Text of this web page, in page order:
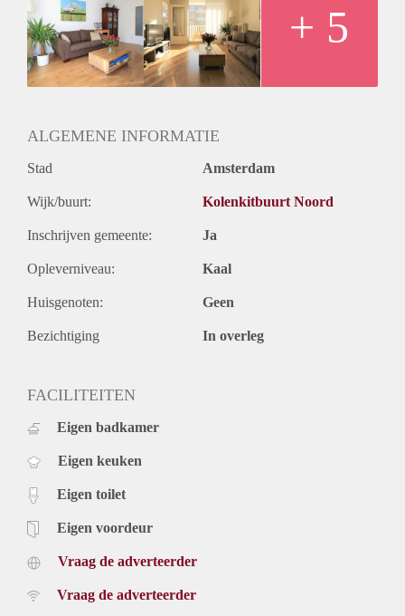
- Close to public transport
- Wooden floors
- Registration possible
Rental price € 1550,- ALL IN (gas, electricity, water, internet,
TV and taxes)
+ 5
ALGEMENE INFORMATIE
Stad Amsterdam
Wijk/buurt: Kolenkitbuurt Noord
Inschrijven gemeente: Ja
Opleverniveau: Kaal
Huisgenoten: Geen
Bezichtiging In overleg
FACILITEITEN
Eigen badkamer
Eigen keuken
Eigen toilet
Eigen voordeur
Vraag de adverteerder
Vraag de adverteerder